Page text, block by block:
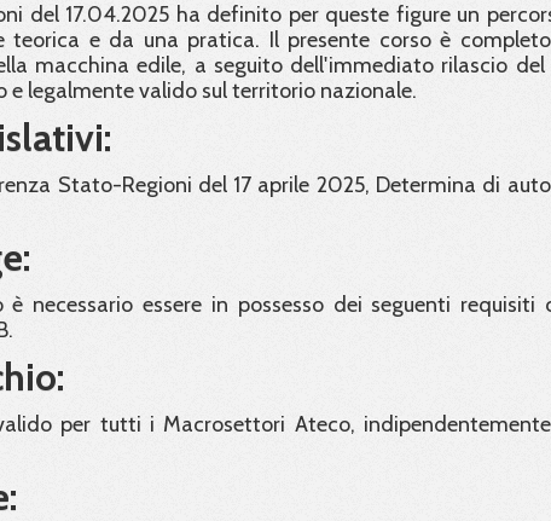
del 17.04.2025 ha definito per queste figure un
teorica e da una pratica. Il presente corso è
macchina edile, a seguito dell'immediato rilascio
legalmente valido sul territorio nazionale.
Stato-Regioni del 17 aprile 2025, Determina di
necessario essere in possesso dei seguenti requisiti
per tutti i Macrosettori Ateco,